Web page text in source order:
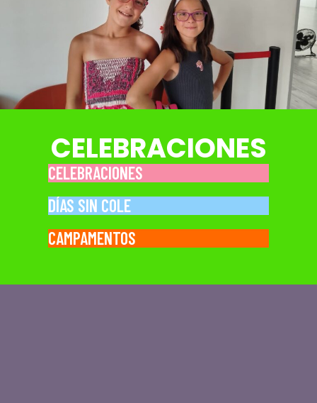
CELEBRACIONES
CELEBRACIONES
DÍAS SIN COLE
CAMPAMENTOS